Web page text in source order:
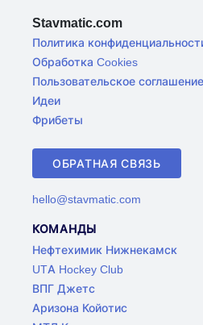
Stavmatic.com
Политика
Обработка Cookies
Пользовательское соглашение
Идеи
Фрибеты
ОБРАТНАЯ СВЯЗЬ
hello@stavmatic.com
КОМАНДЫ
Нефтехимик Нижнекамск
UTA Hockey Club
ВПГ Джетс
Аризона Койотис